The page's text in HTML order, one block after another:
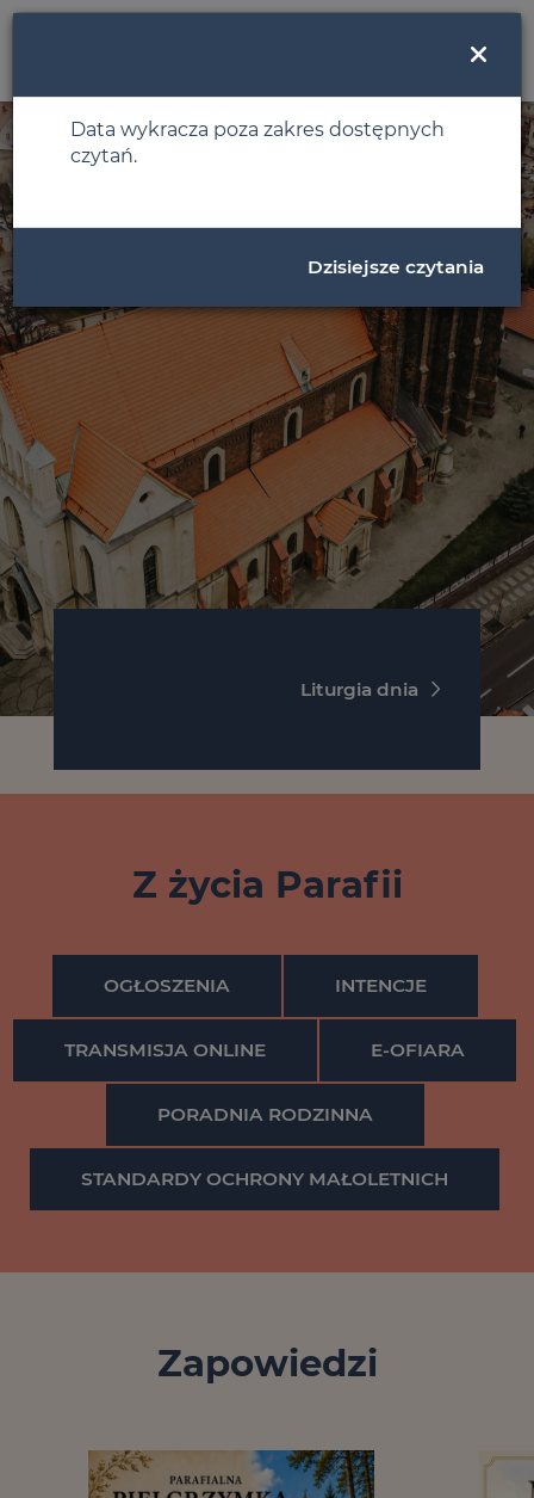
MENU
Liturgia dnia
Z życia Parafii
OGŁOSZENIA INTENCJE
TRANSMISJA ONLINE E-OFIARA
PORADNIA RODZINNA
STANDARDY OCHRONY MAŁOLETNICH
Zapowiedzi
Data wykracza poza zakres dostępnych
czytań.
Dzisiejsze czytania